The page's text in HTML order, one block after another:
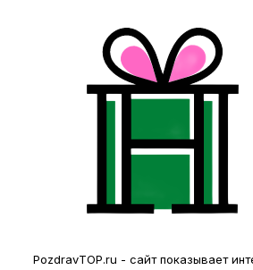
PozdravTOP.ru - сайт показывает